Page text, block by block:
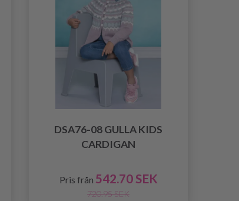
DSA76-08 GULLA KIDS
CARDIGAN
Pris från 542.70 SEK
720.95 SEK